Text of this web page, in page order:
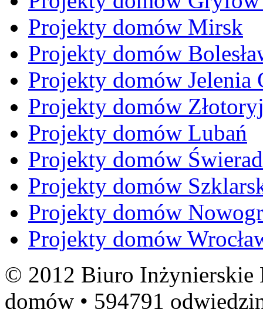
Projekty domów Mirsk
Projekty domów
Projekty domów Jelenia
Projekty domów
Projekty domów Lubań
Projekty domów
Projekty domów
Projekty domów
Projekty domów
© 2012 Biuro Inżynierskie
domów • 594791